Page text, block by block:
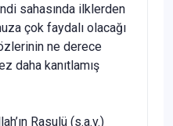
sahasında ilklerden
çok faydalı olacağı
ne derece
daha kanıtlamış
Rasulü (s.a.v.)